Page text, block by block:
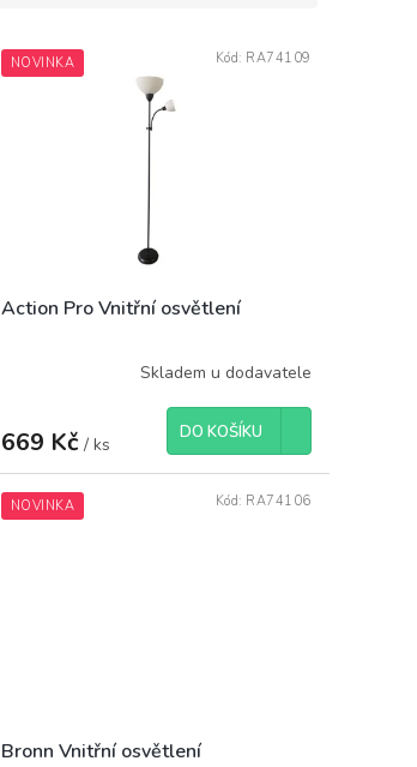
NOVINKA
Action Pro Vnitřní osvětlení
Skladem u dodavatele
669 Kč / ks
DO KOŠÍKU
Kód: RA74109
NOVINKA
Bronn Vnitřní osvětlení
Kód: RA74106